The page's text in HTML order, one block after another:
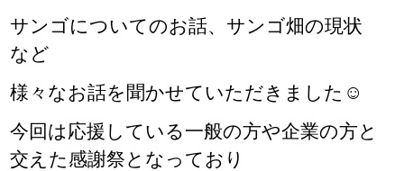
サンゴについてのお話、サンゴ畑の現状
など
様々なお話を聞かせていただきました ☺
今回は応援している一般の方や企業の方と
交えた感謝祭となっており